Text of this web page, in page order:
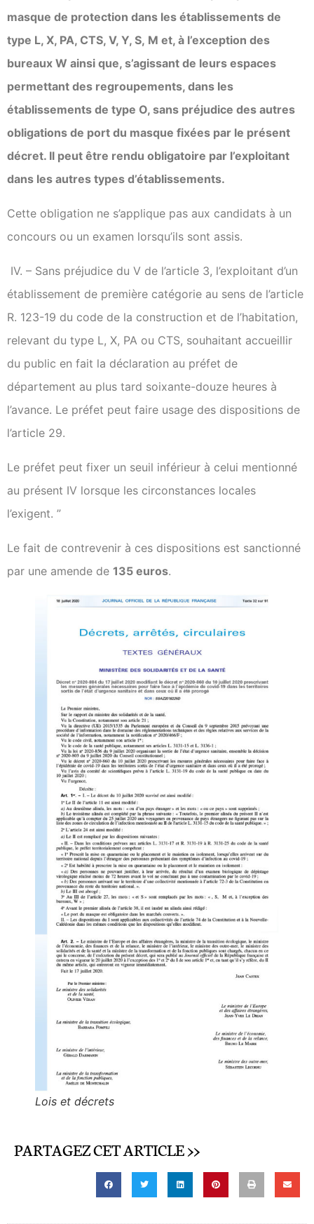
masque de protection dans les établissements de
type L, X, PA, CTS, V, Y, S, M et, à l’exception des
bureaux W ainsi que, s’agissant de leurs espaces
permettant des regroupements, dans les
établissements de type O, sans préjudice des autres
obligations de port du masque fixées par le présent
décret. Il peut être rendu obligatoire par l’exploitant
dans les autres types d’établissements.
Cette obligation ne s’applique pas aux candidats à un
concours ou un examen lorsqu’ils sont assis.
IV. – Sans préjudice du V de l’article 3, l’exploitant d’un
établissement de première catégorie au sens de l’article
R. 123-19 du code de la construction et de l’habitation,
relevant du type L, X, PA ou CTS, souhaitant accueillir
du public en fait la déclaration au préfet de
département au plus tard soixante-douze heures à
l’avance. Le préfet peut faire usage des dispositions de
l’article 29.
Le préfet peut fixer un seuil inférieur à celui mentionné
au présent IV lorsque les circonstances locales
l’exigent. ”
Le fait de contrevenir à ces dispositions est sanctionné
par une amende de 135 euros.
Lois et décrets
PARTAGEZ CET ARTICLE >>